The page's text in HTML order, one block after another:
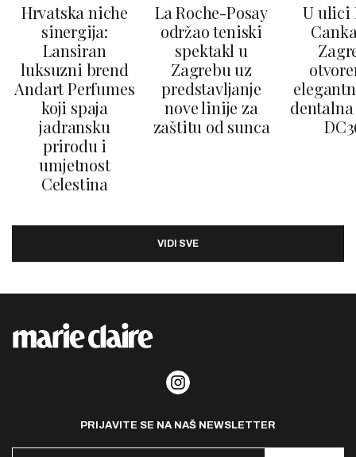
Hrvatska niche
sinergija:
Lansiran
luksuzni brend
Andart Perfumes
koji spaja
jadransku
prirodu i
umjetnost
Celestina
La Roche-Posay
održao teniski
spektakl u
Zagrebu uz
predstavljanje
nove linije za
zaštitu od sunca
U ulici
VIDI SVE
PRIJAVITE SE NA NAŠ NEWSLETTER